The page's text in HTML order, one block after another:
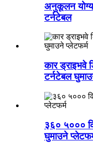
अनुकूलन योग्य
टर्नटेबल
कार ड्राइभवे
टर्नटेबल
३६० ५०००
घुमाउने